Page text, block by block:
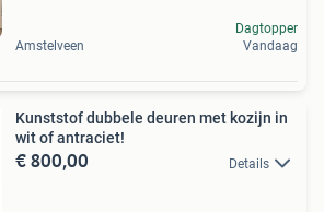
Amstelveen
Dagtopper
Vandaag
Kunststof dubbele deuren met kozijn in
wit of antraciet!
€ 800,00 Details